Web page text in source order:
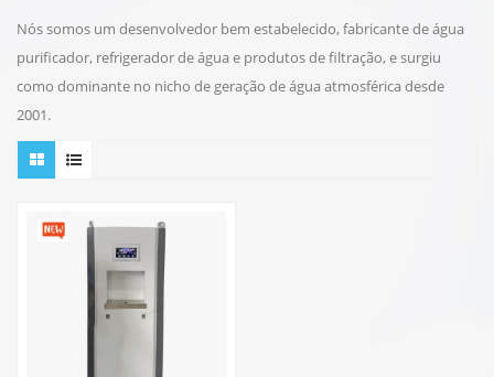
Nós somos um desenvolvedor bem estabelecido, fabricante de água
purificador, refrigerador de água e produtos de filtração, e surgiu
como dominante no nicho de geração de água atmosférica desde
2001.